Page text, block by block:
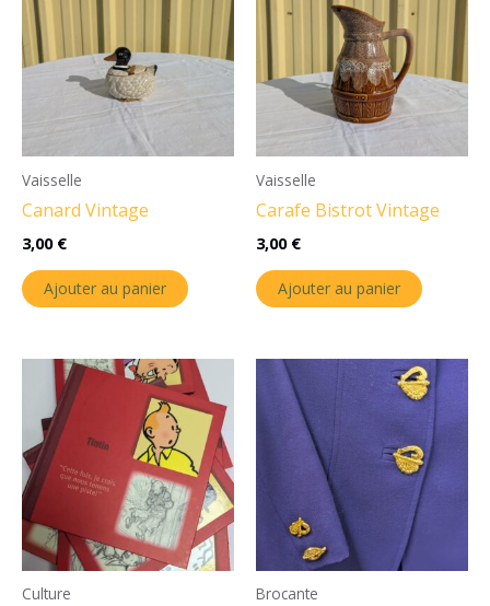
Vaisselle
Canard Vintage
3,00 €
Ajouter au panier
Vaisselle
Carafe Bistrot Vintage
3,00 €
Ajouter au panier
Culture Brocante